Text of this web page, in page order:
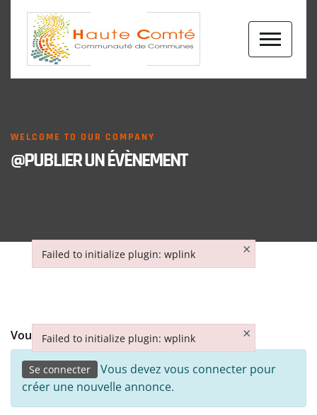
WELCOME TO OUR COMPANY
@PUBLIER UN ÉVÈNEMENT
Vous avez un compte ?
Se connecter
Vous devez vous connecter pour
créer une nouvelle annonce.
Failed to initialize plugin: wplink ×
Failed to initialize plugin: wplink
Failed to initialize plugin: wplink ×
Failed to initialize plugin: wplink